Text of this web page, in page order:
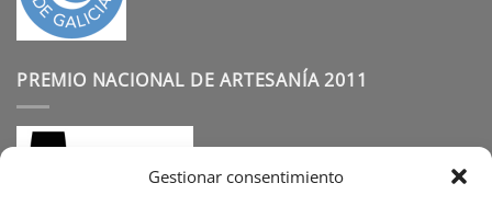
Gestionar consentimiento
PREMIO NACIONAL DE ARTESANÍA 2011